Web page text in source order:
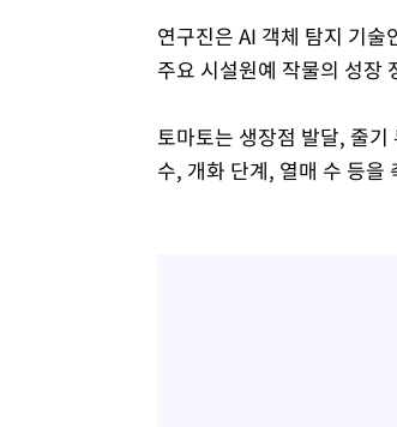
연구진은 AI 객체 탐지 기
주요 시설원예 작물의 성장
토마토는 생장점 발달, 줄
수, 개화 단계, 열매 수 등을